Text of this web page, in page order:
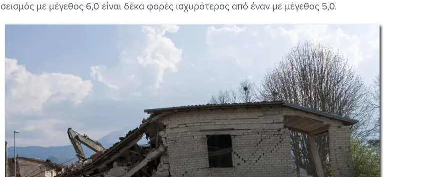
σεισμός με μέγεθος 6,0 είναι δέκα φορές ισχυρότερος από έναν με μέγεθος 5,0.